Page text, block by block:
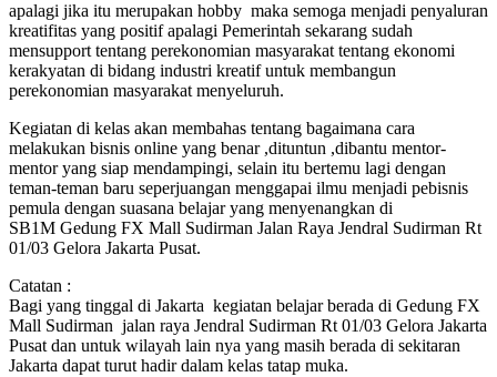
apalagi jika itu merupakan hobby maka semoga menjadi penyaluran
kreatifitas yang positif apalagi Pemerintah sekarang sudah
mensupport tentang perekonomian masyarakat tentang ekonomi
kerakyatan di bidang industri kreatif untuk membangun
perekonomian masyarakat menyeluruh.
Kegiatan di kelas akan membahas tentang bagaimana cara
melakukan bisnis online yang benar ,dituntun ,dibantu mentor-
mentor yang siap mendampingi, selain itu bertemu lagi dengan
teman-teman baru seperjuangan menggapai ilmu menjadi pebisnis
pemula dengan suasana belajar yang menyenangkan di
SB1M Gedung FX Mall Sudirman Jalan Raya Jendral Sudirman Rt
01/03 Gelora Jakarta Pusat.
Catatan :
Bagi yang tinggal di Jakarta kegiatan belajar berada di Gedung FX
Mall Sudirman jalan raya Jendral Sudirman Rt 01/03 Gelora Jakarta
Pusat dan untuk wilayah lain nya yang masih berada di sekitaran
Jakarta dapat turut hadir dalam kelas tatap muka.